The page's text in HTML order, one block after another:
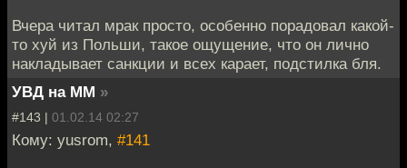
Вчера читал мрак просто, особенно порадовал какой-
то хуй из Польши, такое ощущение, что он лично
накладывает санкции и всех карает, подстилка бля.
УВД на ММ »
#143 | 01.02.14 02:27
Кому: yusrom, #141